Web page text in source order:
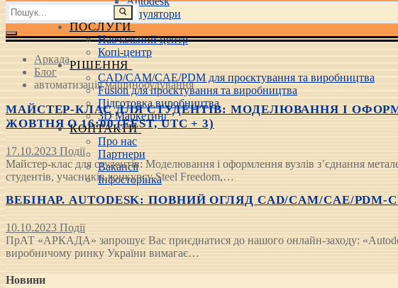
3D маніпулятори
ПОСЛУГИ
Навчальний центр
Копі-центр
РІШЕННЯ
CAD/CAM/CAE/PDM для проєктування та виробництва
Fusion для проєктування та виробництва
Підготовка виробництва
3D Маркетинг
КОНТАКТИ
Про нас
Партнери
Вакансії
Інфосторінка
Пошук:
Аркада
Блог
автоматизація машинобудування
МАЙСТЕР-КЛАС ДЛЯ СТУДЕНТІВ: МОДЕЛЮВАННЯ І
ЖОВТНЯ О 16:00 (EEST, UTC + 3)
17.10.2023 Події
Майстер-клас для студентів: Моделювання і оформлення вузлів з’єднання
студентів, учасників конкурсу Steel Freedom,…
ВЕБІНАР. AUTODESK: ПОВНИЙ ОГЛЯД CAD/CAM/CAE/
10.10.2023 Події
ПрАТ «АРКАДА» запрошує Вас приєднатися до нашого онлайн-заходу:
виробничому ринку України вимагає…
Новини